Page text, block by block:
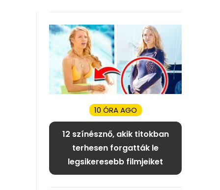
10 ÓRA AGO
12 színésznő, akik titokban
terhesen forgatták le
legsikeresebb filmjeiket